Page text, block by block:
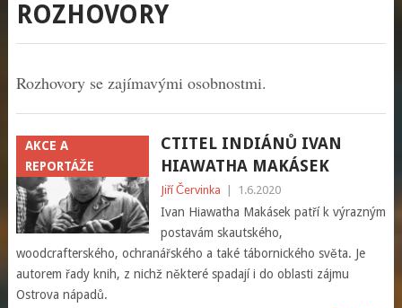
ROZHOVORY
Rozhovory se zajímavými osobnostmi.
AKCE A
REPORTÁŽE
CTITEL INDIÁNŮ IVAN
HIAWATHA MAKÁSEK
Jiří Červinka 1.6.2020
Ivan Hiawatha Makásek patří k výrazným
postavám skautského,
woodcrafterského, ochranářského a také tábornického světa. Je
autorem řady knih, z nichž některé spadají i do oblasti zájmu
Ostrova nápadů.